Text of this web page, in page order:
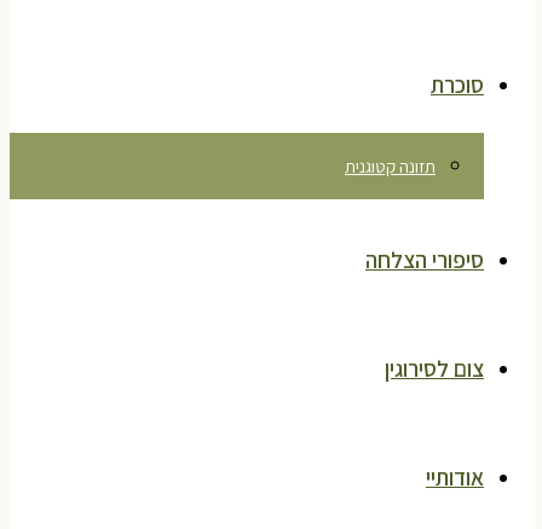
סוכרת
תזונה קטוגנית
סיפורי הצלחה
צום לסירוגין
אודותיי